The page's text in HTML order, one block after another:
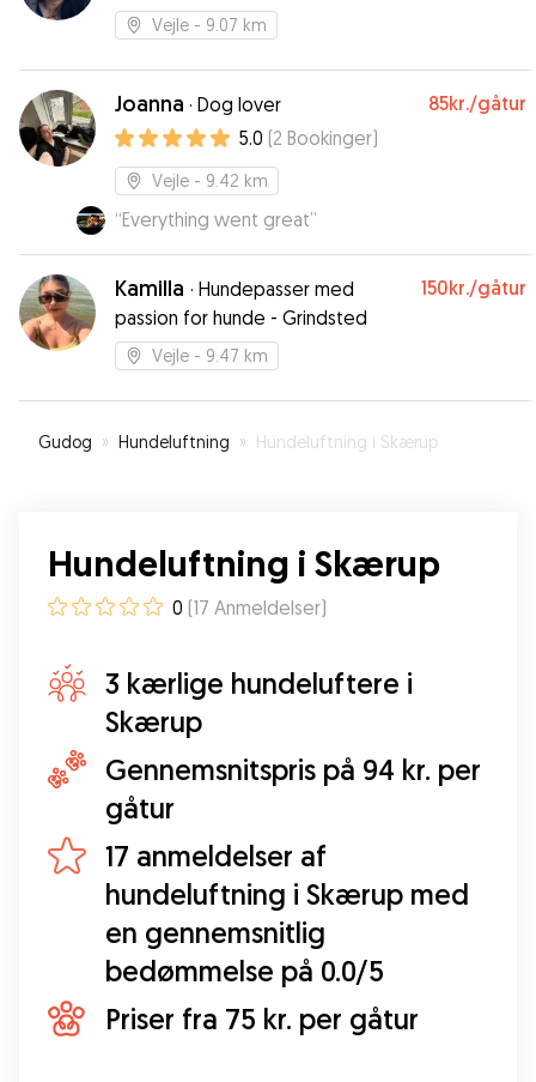
Vejle - 9.07 km
Joanna · Dog lover 85kr./gåtur
5.0 (2 Bookinger)
Vejle - 9.42 km
“Everything went great”
Kamilla · Hundepasser med
passion for hunde - Grindsted
150kr./gåtur
Vejle - 9.47 km
Gudog » Hundeluftning » Hundeluftning i Skærup
Hundeluftning i Skærup
0 (17 Anmeldelser)
3 kærlige hundeluftere i
Skærup
Gennemsnitspris på 94 kr. per
gåtur
17 anmeldelser af
hundeluftning i Skærup med
en gennemsnitlig
bedømmelse på 0.0/5
Priser fra 75 kr. per gåtur